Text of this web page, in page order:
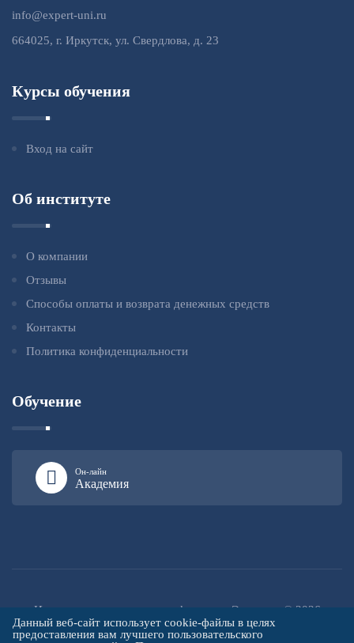
info@expert-uni.ru
664025, г. Иркутск, ул. Свердлова, д. 23
Курсы обучения
Вход на сайт
Об институте
О компании
Отзывы
Способы оплаты и возврата денежных средств
Контакты
Политика конфиденциальности
Обучение
Он-лайн
Академия
Институт повышения квалификации «Эксперт» © 2026
Данный веб-сайт использует cookie-файлы в целях
предоставления вам лучшего пользовательского